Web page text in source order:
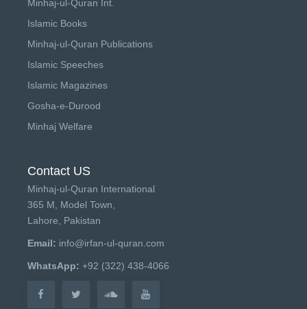
Minhaj-ul-Quran Int.
Islamic Books
Minhaj-ul-Quran Publications
Islamic Speeches
Islamic Magazines
Gosha-e-Durood
Minhaj Welfare
Contact US
Minhaj-ul-Quran International
365 M, Model Town,
Lahore, Pakistan
Email: info@irfan-ul-quran.com
WhatsApp: +92 (322) 438-4066